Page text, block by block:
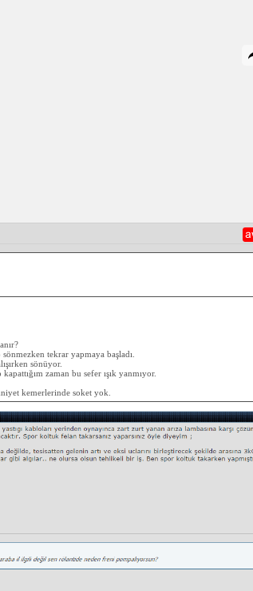
tekrar yapmaya başladı.
sönüyor.
zaman bu sefer ışık yanmıyor.
kemerlerinde soket yok.